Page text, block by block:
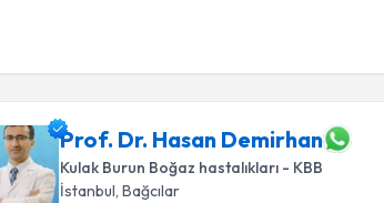
Prof. Dr. Hasan Demirhan
Kulak Burun Boğaz hastalıkları - KBB
İstanbul, Bağcılar